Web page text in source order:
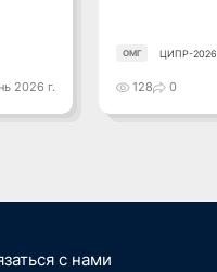
2026 г.
ОМГ ЦИПР-2026
128 0
с нами